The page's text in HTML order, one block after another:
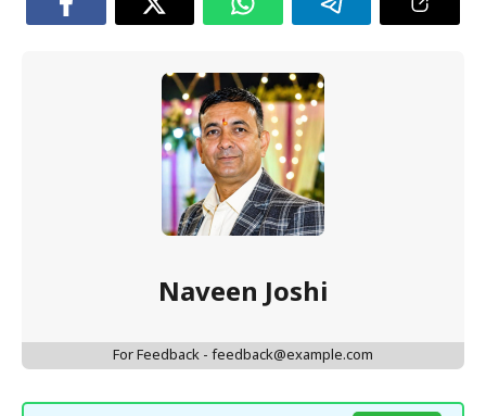
Naveen Joshi
For Feedback - feedback@example.com